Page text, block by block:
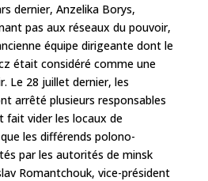
dernier, Anzelika Borys,
pas aux réseaux du pouvoir,
équipe dirigeante dont le
était considéré comme une
Le 28 juillet dernier, les
arrêté plusieurs responsables
fait vider les locaux de
les différends polono-
par les autorités de minsk
Romantchouk, vice-président